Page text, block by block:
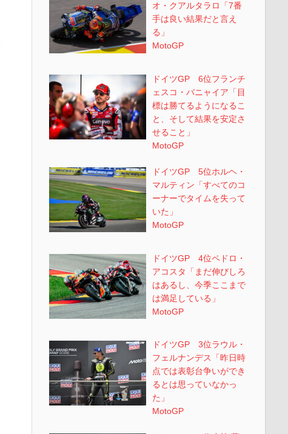
オ・クアルタラロ「7番
手は良い結果だと言え
る」
MotoGP
ドイツGP 6位フランチ
ェスコ・バニャイア「目
標は勝てるようになるこ
と、そして結果を安定さ
せること」
MotoGP
ドイツGP 5位ホルヘ・
マルティン「すべてのコ
ーナーでタイムを失って
いた」
MotoGP
ドイツGP 4位ペドロ・
アコスタ「まだ伸びしろ
はあるし、今季ここまで
は満足している」
MotoGP
ドイツGP 3位ラウル・
フェルナンデス「昨日時
点では表彰台争いができ
るとは思っていなかっ
た」
MotoGP